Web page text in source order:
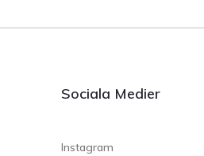
Sociala Medier
Instagram